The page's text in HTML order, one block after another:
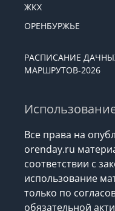
ЖКХ
ОРЕНБУРЖЬЕ
РАСПИСАНИЕ
МАРШРУТОВ-2026
Все права на
orenday.ru
соответствии с
использование
только по
обязательной